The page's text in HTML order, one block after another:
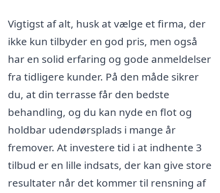
Vigtigst af alt, husk at vælge et firma, der
ikke kun tilbyder en god pris, men også
har en solid erfaring og gode anmeldelser
fra tidligere kunder. På den måde sikrer
du, at din terrasse får den bedste
behandling, og du kan nyde en flot og
holdbar udendørsplads i mange år
fremover. At investere tid i at indhente 3
tilbud er en lille indsats, der kan give store
resultater når det kommer til rensning af